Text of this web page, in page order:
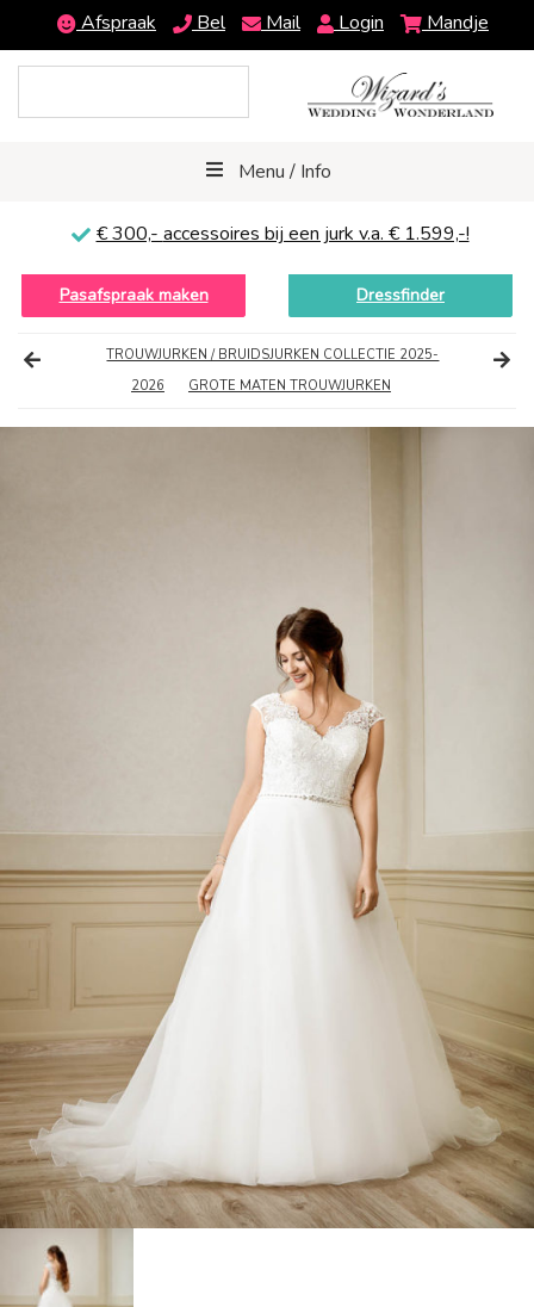
Afspraak Bel Mail Login Mandje
Menu / Info
€ 300,- accessoires bij een jurk v.a. € 1.599,-!
Pasafspraak maken Dressfinder
TROUWJURKEN / BRUIDSJURKEN COLLECTIE 2025-
2026
GROTE MATEN TROUWJURKEN